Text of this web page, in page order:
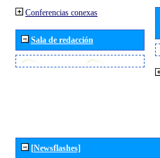
Conferencias conexas
Sala de redacción
[Newsflashes]